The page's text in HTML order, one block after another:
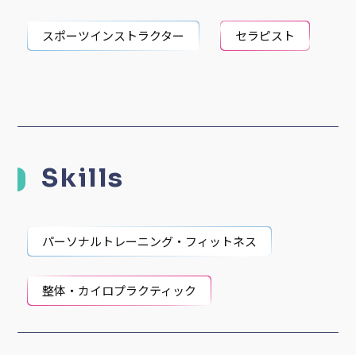
スポーツインストラクター セラピスト
Skills
パーソナルトレーニング・フィットネス
整体・カイロプラクティック